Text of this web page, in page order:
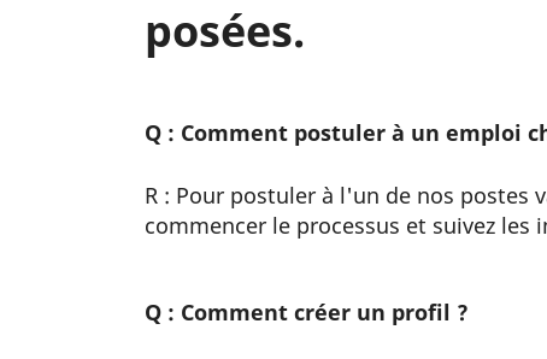
posées.
Q : Comment postuler à un emploi
R : Pour postuler à l'un de nos postes
commencer le processus et suivez
Q : Comment créer un profil ?